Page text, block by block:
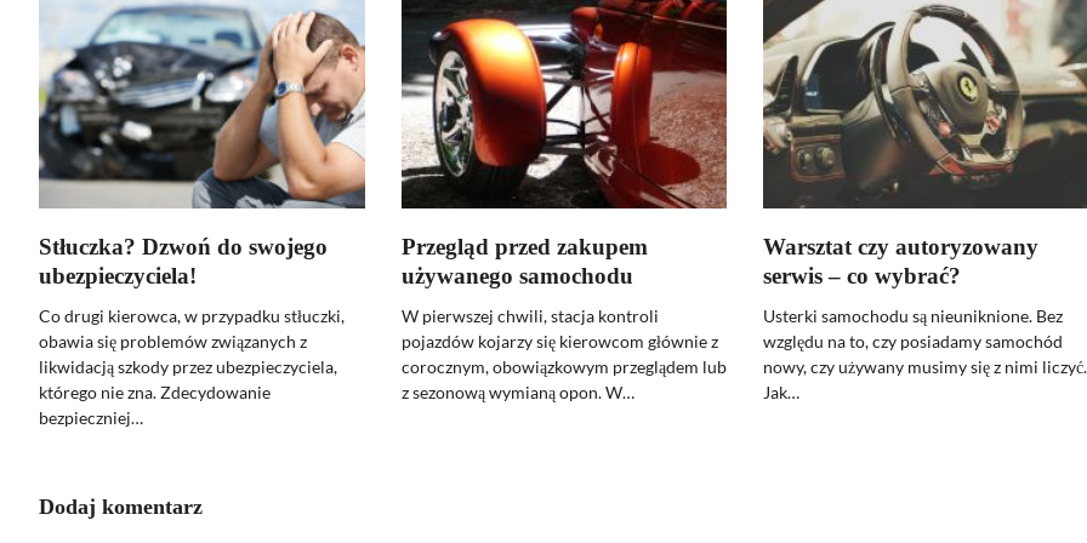
Stłuczka? Dzwoń do swojego
ubezpieczyciela!
Co drugi kierowca, w przypadku stłuczki,
obawia się problemów związanych z
likwidacją szkody przez ubezpieczyciela,
którego nie zna. Zdecydowanie
bezpieczniej…
Przegląd przed zakupem
używanego samochodu
W pierwszej chwili, stacja kontroli
pojazdów kojarzy się kierowcom głównie z
corocznym, obowiązkowym przeglądem lub
z sezonową wymianą opon. W…
Warsztat czy autoryzowany
serwis – co wybrać?
Usterki samochodu są nieuniknione. Bez
względu na to, czy posiadamy samochód
nowy, czy używany musimy się z nimi liczyć.
Jak…
Dodaj komentarz